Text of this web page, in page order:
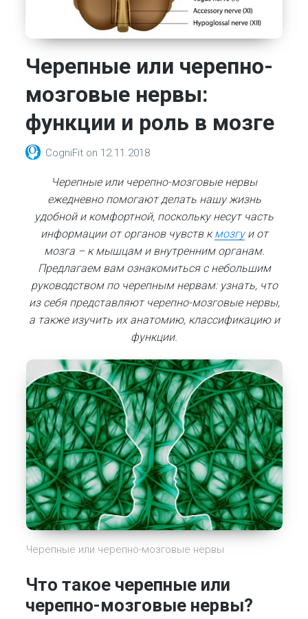
Черепные или черепно-
мозговые нервы:
функции и роль в мозге
CogniFit on 12.11.2018
Черепные или черепно-мозговые нервы
ежедневно помогают делать нашу жизнь
удобной и комфортной, поскольку несут часть
информации от органов чувств кмозгуи от
мозга – к мышцам и внутренним органам.
Предлагаем вам ознакомиться с небольшим
руководством по черепным нервам: узнать, что
из себя представляют черепно-мозговые нервы,
а также изучить их анатомию, классификацию и
функции.
Черепные или черепно-мозговые нервы
Что такое черепные или
черепно-мозговые нервы?